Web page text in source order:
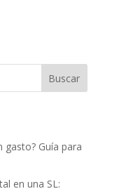
Buscar
Guía para
en una SL: